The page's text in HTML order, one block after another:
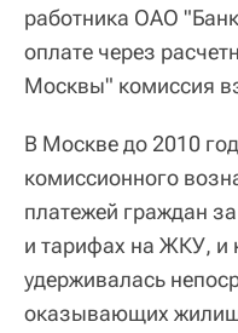
работника ОАО
оплате через
Москвы" комиссия
В Москве до 2010
комиссионного
платежей граждан
и тарифах на ЖКУ, и
удерживалась
оказывающих